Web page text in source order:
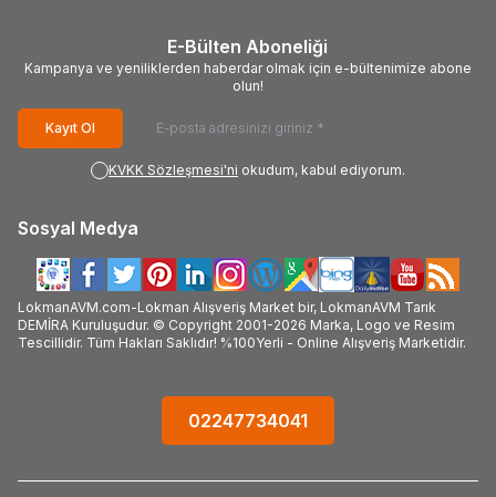
E-Bülten Aboneliği
Kampanya ve yeniliklerden haberdar olmak için e-bültenimize abone
olun!
Kayıt Ol
KVKK Sözleşmesi'ni okudum, kabul ediyorum.
Sosyal Medya
LokmanAVM.com-Lokman Alışveriş Market bir, LokmanAVM Tarık
DEMİRA Kuruluşudur. © Copyright 2001-2026 Marka, Logo ve Resim
Tescillidir. Tüm Hakları Saklıdır! %100Yerli - Online Alışveriş Marketidir.
02247734041